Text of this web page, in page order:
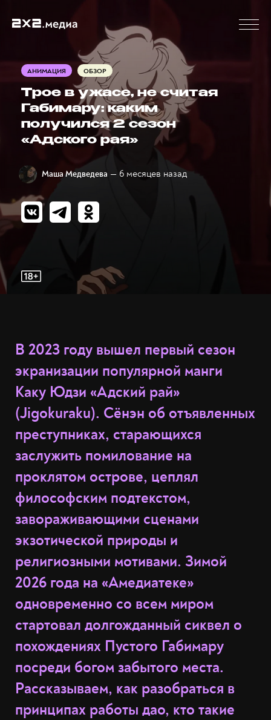
АНИМАЦИЯ ОБЗОР
Трое в ужасе, не считая
Габимару: каким
получился 2 сезон
«Адского рая»
Маша Медведева — 6 месяцев назад
В 2023 году вышел первый сезон
экранизации популярной манги
Каку Юдзи «Адский рай»
(Jigokuraku). Сёнэн об отъявленных
преступниках, старающихся
заслужить помилование на
проклятом острове, цеплял
философским подтекстом,
завораживающими сценами
экзотической природы и
религиозными мотивами. Зимой
2026 года на «Амедиатеке»
одновременно со всем миром
стартовал долгожданный сиквел о
похождениях Пустого Габимару
посреди богом забытого места.
Рассказываем, как разобраться в
принципах работы дао, кто такие